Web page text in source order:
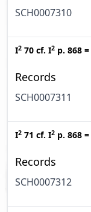
SCH0007310
I2 70 cf. I2 p. 868 =
Records
SCH0007311
I2 71 cf. I2 p. 868 =
Records
SCH0007312